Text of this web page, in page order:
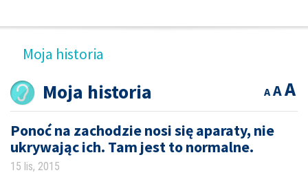
Moja historia
Moja historia A
A
A
Ponoć na zachodzie nosi się aparaty, nie
ukrywając ich. Tam jest to normalne.
15 lis, 2015